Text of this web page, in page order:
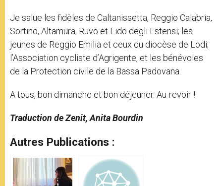
Je salue les fidèles de Caltanissetta, Reggio Calabria,
Sortino, Altamura, Ruvo et Lido degli Estensi; les
jeunes de Reggio Emilia et ceux du diocèse de Lodi;
l’Association cycliste d’Agrigente, et les bénévoles
de la Protection civile de la Bassa Padovana.
A tous, bon dimanche et bon déjeuner. Au-revoir !
Traduction de Zenit, Anita Bourdin
Autres Publications :